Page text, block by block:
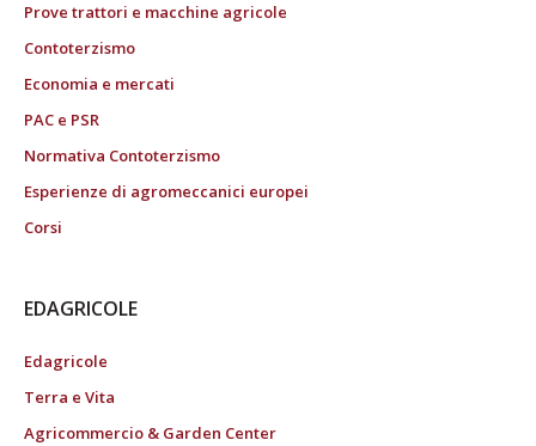
Prove trattori e macchine agricole
Contoterzismo
Economia e mercati
PAC e PSR
Normativa Contoterzismo
Esperienze di agromeccanici europei
Corsi
EDAGRICOLE
Edagricole
Terra e Vita
Agricommercio & Garden Center